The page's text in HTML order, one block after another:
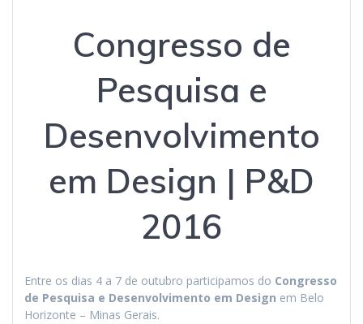
Congresso de
Pesquisa e
Desenvolvimento
em Design | P&D
2016
Entre os dias 4 a 7 de outubro participamos do Congresso
de Pesquisa e Desenvolvimento em Design em Belo
Horizonte – Minas Gerais.